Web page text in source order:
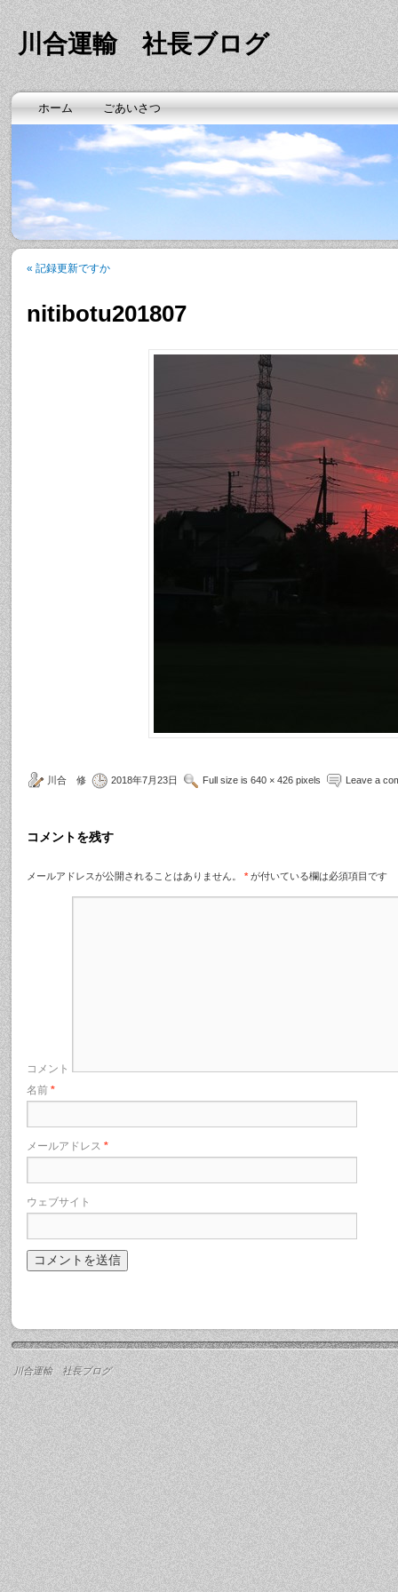
川合運輸 社長ブログ
ホーム ごあいさつ
« 記録更新ですか
nitibotu201807
川合 修 2018年7月23日 Full size is 640 × 426 pixels Leave a
コメントを残す
メールアドレスが公開されることはありません。 * が付いている欄は必須項目です
コメント
名前 *
メールアドレス *
ウェブサイト
川合運輸 社長ブログ